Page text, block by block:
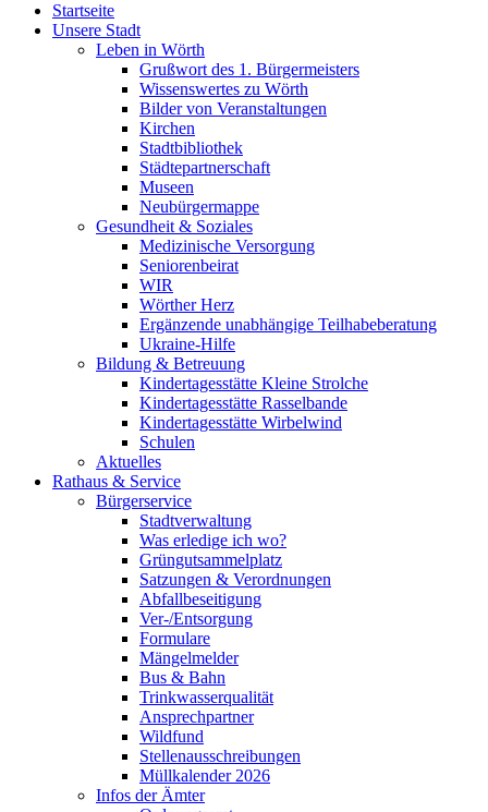
Startseite
Unsere Stadt
Leben in Wörth
Grußwort des 1. Bürgermeisters
Wissenswertes zu Wörth
Bilder von Veranstaltungen
Kirchen
Stadtbibliothek
Städtepartnerschaft
Museen
Neubürgermappe
Gesundheit & Soziales
Medizinische Versorgung
Seniorenbeirat
WIR
Wörther Herz
Ergänzende unabhängige Teilhabeberatung
Ukraine-Hilfe
Bildung & Betreuung
Kindertagesstätte Kleine Strolche
Kindertagesstätte Rasselbande
Kindertagesstätte Wirbelwind
Schulen
Aktuelles
Rathaus & Service
Bürgerservice
Stadtverwaltung
Was erledige ich wo?
Grüngutsammelplatz
Satzungen & Verordnungen
Abfallbeseitigung
Ver-/Entsorgung
Formulare
Mängelmelder
Bus & Bahn
Trinkwasserqualität
Ansprechpartner
Wildfund
Stellenausschreibungen
Müllkalender 2026
Infos der Ämter